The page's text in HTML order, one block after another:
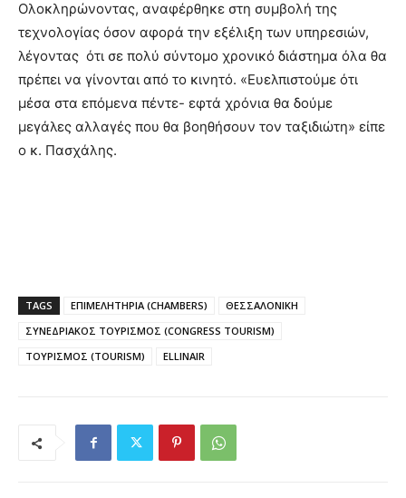
Ολοκληρώνοντας, αναφέρθηκε στη συμβολή της
τεχνολογίας όσον αφορά την εξέλιξη των υπηρεσιών,
λέγοντας ότι σε πολύ σύντομο χρονικό διάστημα όλα θα
πρέπει να γίνονται από το κινητό. «Ευελπιστούμε ότι
μέσα στα επόμενα πέντε- εφτά χρόνια θα δούμε
μεγάλες αλλαγές που θα βοηθήσουν τον ταξιδιώτη» είπε
ο κ. Πασχάλης.
TAGS ΕΠΙΜΕΛΗΤΗΡΙΑ (CHAMBERS)
ΘΕΣΣΑΛΟΝΙΚΗ
ΣΥΝΕΔΡΙΑΚΟΣ ΤΟΥΡΙΣΜΟΣ (CONGRESS TOURISM)
ΤΟΥΡΙΣΜΟΣ (TOURISM)
ELLINAIR